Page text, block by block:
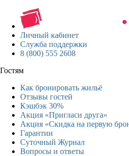
Личный кабинет
Служба поддержки
8 (800) 555 2608
Гостям
Как бронировать жильё
Отзывы гостей
Кэшбэк 30%
Акция «Пригласи друга»
Акция «Скидка на первую
Гарантии
Суточный Журнал
Вопросы и ответы